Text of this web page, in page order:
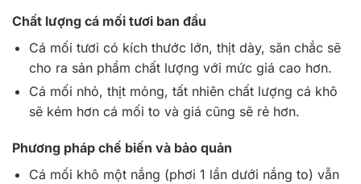
Chất lượng cá mối tươi ban đầu
Cá mối tươi có kích thước lớn, thịt dày, săn chắc sẽ
cho ra sản phẩm chất lượng với mức giá cao hơn.
Cá mối nhỏ, thịt mỏng, tất nhiên chất lượng cá khô
sẽ kém hơn cá mối to và giá cũng sẽ rẻ hơn.
Phương pháp chế biến và bảo quản
Cá mối khô một nắng (phơi 1 lần dưới nắng to) vẫn